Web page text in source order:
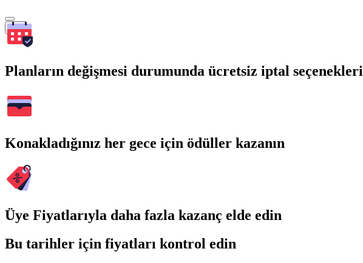
Ara
Planların değişmesi durumunda ücretsiz iptal seçenekleri
Konakladığınız her gece için ödüller kazanın
Üye Fiyatlarıyla daha fazla kazanç elde edin
Bu tarihler için fiyatları kontrol edin